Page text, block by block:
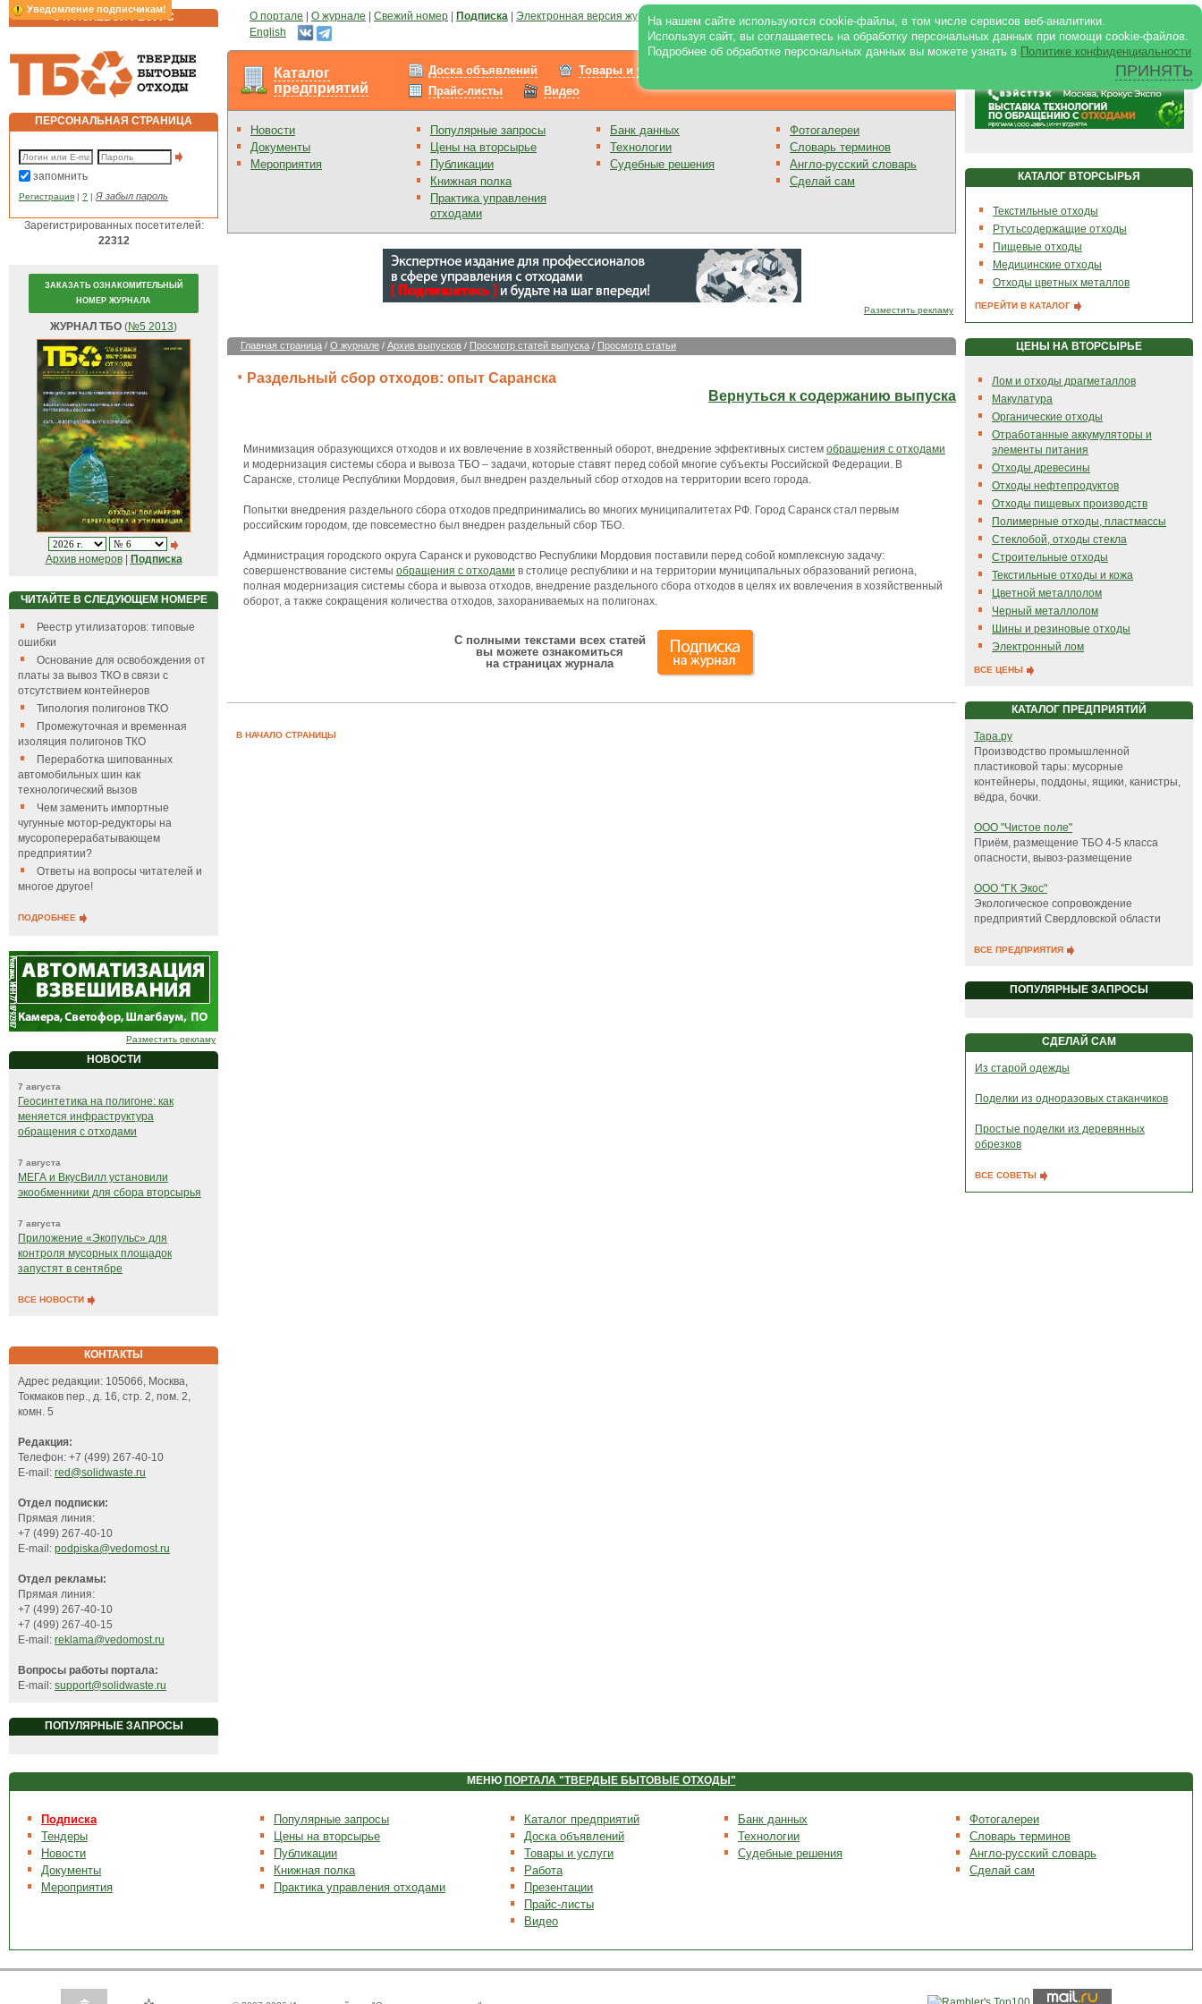
Уведомление подписчикам!
На нашем сайте используются cookie-файлы, в том числе сервисов веб-аналитики.
Используя сайт, вы соглашаетесь на обработку персональных данных при помощи cookie-файлов.
Подробнее об обработке персональных данных вы можете узнать в Политике конфиденциальности
ПРИНЯТЬ
ОТРАСЛЕВОЙ РЕСУРС О портале О журнале Свежий номер Подписка Электронная версия журнала |Отзывы|Реклама на портале|Реклама в журнале |
English
ПЕРСОНАЛЬНАЯ СТРАНИЦА
запомнить
Регистрация | ? | Я забыл пароль
Зарегистрированных посетителей:
22312
ЗАКАЗАТЬ ОЗНАКОМИТЕЛЬНЫЙ
НОМЕР ЖУРНАЛА
ЖУРНАЛ ТБО (№5 2013)
Архив номеров| Подписка
ЧИТАЙТЕ В СЛЕДУЮЩЕМ НОМЕРЕ
Реестр утилизаторов: типовые
ошибки
Основание для освобождения от
платы за вывоз ТКО в связи с
отсутствием контейнеров
Типология полигонов ТКО
Промежуточная и временная
изоляция полигонов ТКО
Переработка шипованных
автомобильных шин как
технологический вызов
Чем заменить импортные
чугунные мотор-редукторы на
мусороперерабатывающем
предприятии?
Ответы на вопросы читателей и
многое другое!
ПОДРОБНЕЕ
Разместить рекламу
НОВОСТИ
7 августа
Геосинтетика на полигоне: как
меняется инфраструктура
обращения с отходами
7 августа
МЕГА и ВкусВилл установили
экообменники для сбора вторсырья
7 августа
Приложение «Экопульс» для
контроля мусорных площадок
запустят в сентябре
ВСЕ НОВОСТИ
КОНТАКТЫ
Адрес редакции: 105066, Москва,
Токмаков пер., д. 16, стр. 2, пом. 2,
комн. 5
Редакция:
Телефон: +7 (499) 267-40-10
E-mail: red@solidwaste.ru
Отдел подписки:
Прямая линия:
+7 (499) 267-40-10
E-mail: podpiska@vedomost.ru
Отдел рекламы:
Прямая линия:
+7 (499) 267-40-10
+7 (499) 267-40-15
E-mail: reklama@vedomost.ru
Вопросы работы портала:
E-mail: support@solidwaste.ru
ПОПУЛЯРНЫЕ ЗАПРОСЫ
Каталог
предприятий
Доска объявлений Товары и услуги
Прайс-листы
Видео
Новости
Документы
Мероприятия
Популярные запросы
Цены на вторсырье
Публикации
Книжная полка
Практика управления
отходами
Банк данных
Технологии
Судебные решения
Фотогалереи
Словарь терминов
Англо-русский словарь
Сделай сам
Разместить рекламу
Главная страница / О журнале / Архив выпусков / Просмотр статей выпуска / Просмотр статьи
Раздельный сбор отходов: опыт Саранска
Вернуться к содержанию выпуска
Минимизация образующихся отходов и их вовлечение в хозяйственный оборот, внедрение эффективных систем обращения с отходами
и модернизация системы сбора и вывоза ТБО – задачи, которые ставят перед собой многие субъекты Российской Федерации. В
Саранске, столице Республики Мордовия, был внедрен раздельный сбор отходов на территории всего города.
Попытки внедрения раздельного сбора отходов предпринимались во многих муниципалитетах РФ. Город Саранск стал первым
российским городом, где повсеместно был внедрен раздельный сбор ТБО.
Администрация городского округа Саранск и руководство Республики Мордовия поставили перед собой комплексную задачу:
совершенствование системы обращения с отходами в столице республики и на территории муниципальных образований региона,
полная модернизация системы сбора и вывоза отходов, внедрение раздельного сбора отходов в целях их вовлечения в хозяйственный
оборот, а также сокращения количества отходов, захораниваемых на полигонах.
С полными текстами всех статей
вы можете ознакомиться
на страницах журнала
В НАЧАЛО СТРАНИЦЫ
КАТАЛОГ ВТОРСЫРЬЯ
Текстильные отходы
Ртутьсодержащие отходы
Пищевые отходы
Медицинские отходы
Отходы цветных металлов
ПЕРЕЙТИ В КАТАЛОГ
ЦЕНЫ НА ВТОРСЫРЬЕ
Лом и отходы драгметаллов
Макулатура
Органические отходы
Отработанные аккумуляторы и
элементы питания
Отходы древесины
Отходы нефтепродуктов
Отходы пищевых производств
Полимерные отходы, пластмассы
Стеклобой, отходы стекла
Строительные отходы
Текстильные отходы и кожа
Цветной металлолом
Черный металлолом
Шины и резиновые отходы
Электронный лом
ВСЕ ЦЕНЫ
КАТАЛОГ ПРЕДПРИЯТИЙ
Тара.ру
Производство промышленной
пластиковой тары: мусорные
контейнеры, поддоны, ящики, канистры,
вёдра, бочки.
ООО "Чистое поле"
Приём, размещение ТБО 4-5 класса
опасности, вывоз-размещение
ООО "ГК Экос"
Экологическое сопровождение
предприятий Свердловской области
ВСЕ ПРЕДПРИЯТИЯ
ПОПУЛЯРНЫЕ ЗАПРОСЫ
СДЕЛАЙ САМ
Из старой одежды
Поделки из одноразовых стаканчиков
Простые поделки из деревянных
обрезков
ВСЕ СОВЕТЫ
МЕНЮ ПОРТАЛА "ТВЕРДЫЕ БЫТОВЫЕ ОТХОДЫ"
Подписка
Тендеры
Новости
Документы
Мероприятия
Популярные запросы
Цены на вторсырье
Публикации
Книжная полка
Практика управления отходами
Каталог предприятий
Доска объявлений
Товары и услуги
Работа
Презентации
Прайс-листы
Видео
Банк данных
Технологии
Судебные решения
Фотогалереи
Словарь терминов
Англо-русский словарь
Сделай сам